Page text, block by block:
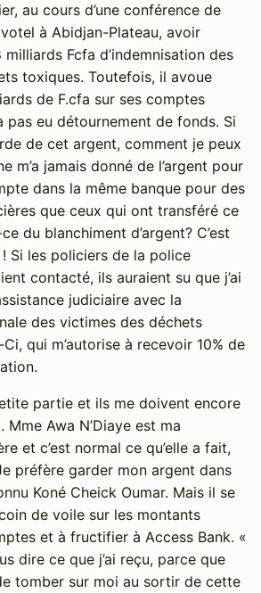
au cours d’une conférence de
à Abidjan-Plateau, avoir
Fcfa d’indemnisation des
toxiques. Toutefois, il avoue
de F.cfa sur ses comptes
pas eu détournement de fonds. Si
de cet argent, comment je peux
m’a jamais donné de l’argent pour
dans la même banque pour des
que ceux qui ont transféré ce
du blanchiment d’argent? C’est
Si les policiers de la police
contacté, ils auraient su que j’ai
judiciaire avec la
des victimes des déchets
qui m’autorise à recevoir 10% de
partie et ils me doivent encore
Mme Awa N’Diaye est ma
et c’est normal ce qu’elle a fait,
préfère garder mon argent dans
Koné Cheick Oumar. Mais il se
de voile sur les montants
et à fructifier à Access Bank. «
dire ce que j’ai reçu, parce que
tomber sur moi au sortir de cette